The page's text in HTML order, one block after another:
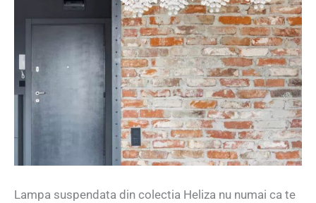
Lampa suspendata din colectia Heliza nu numai ca te